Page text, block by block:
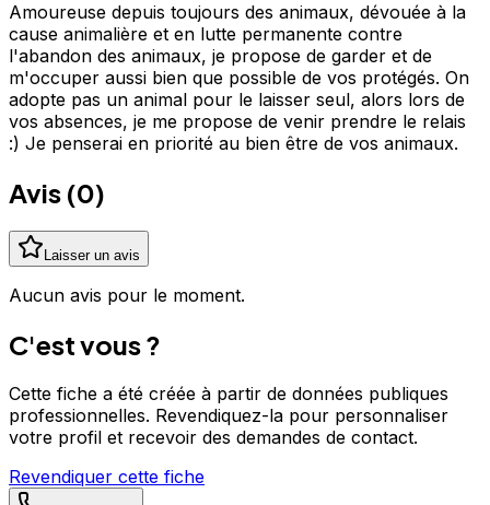
Amoureuse depuis toujours des animaux, dévouée à la
cause animalière et en lutte permanente contre
l'abandon des animaux, je propose de garder et de
m'occuper aussi bien que possible de vos protégés. On
adopte pas un animal pour le laisser seul, alors lors de
vos absences, je me propose de venir prendre le relais
:) Je penserai en priorité au bien être de vos animaux.
Avis (0)
Laisser un avis
Aucun avis pour le moment.
C'est vous ?
Cette fiche a été créée à partir de données publiques
professionnelles. Revendiquez-la pour personnaliser
votre profil et recevoir des demandes de contact.
Revendiquer cette fiche